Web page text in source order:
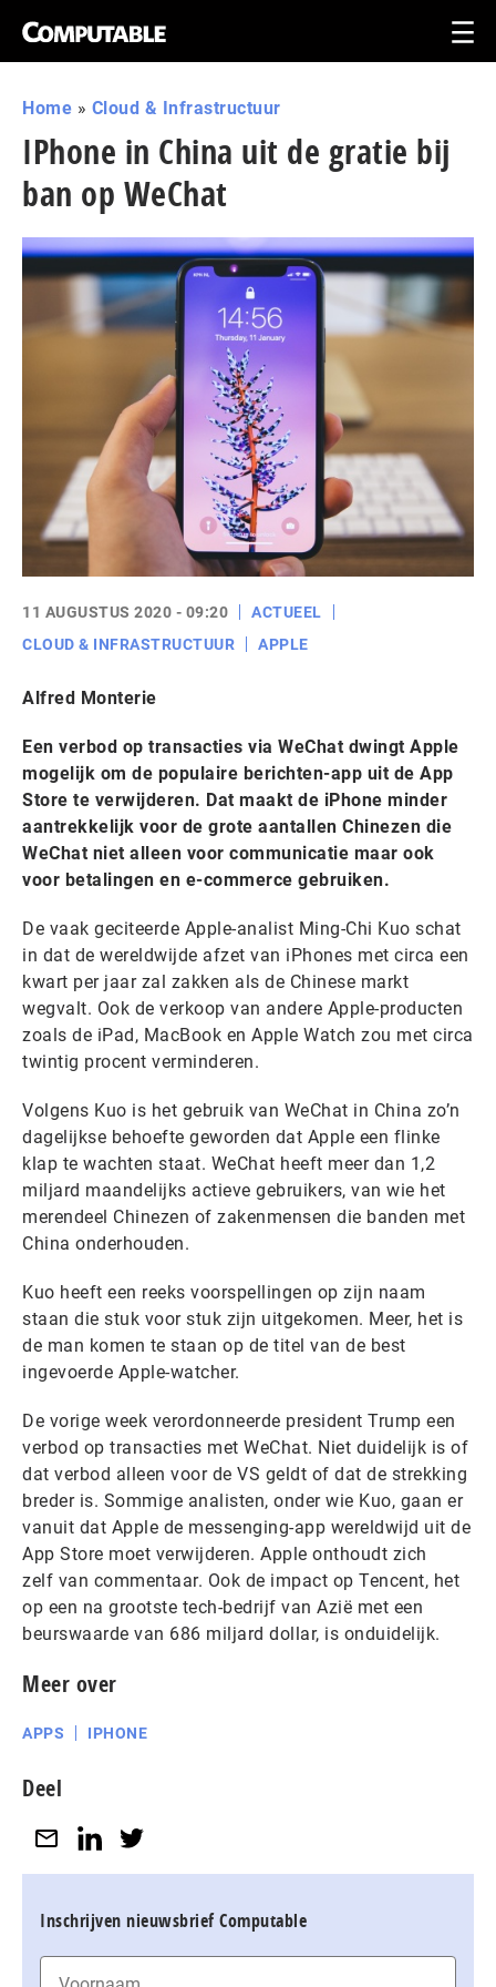
Home » Cloud & Infrastructuur
IPhone in China uit de gratie bij
ban op WeChat
11 AUGUSTUS 2020 - 09:20
ACTUEEL
CLOUD & INFRASTRUCTUUR
APPLE
Alfred Monterie
Een verbod op transacties via WeChat dwingt Apple
mogelijk om de populaire berichten-app uit de App
Store te verwijderen. Dat maakt de iPhone minder
aantrekkelijk voor de grote aantallen Chinezen die
WeChat niet alleen voor communicatie maar ook
voor betalingen en e-commerce gebruiken.
De vaak geciteerde Apple-analist Ming-Chi Kuo schat
in dat de wereldwijde afzet van iPhones met circa een
kwart per jaar zal zakken als de Chinese markt
wegvalt. Ook de verkoop van andere Apple-producten
zoals de iPad, MacBook en Apple Watch zou met circa
twintig procent verminderen.
Volgens Kuo is het gebruik van WeChat in China zo’n
dagelijkse behoefte geworden dat Apple een flinke
klap te wachten staat. WeChat heeft meer dan 1,2
miljard maandelijks actieve gebruikers, van wie het
merendeel Chinezen of zakenmensen die banden met
China onderhouden.
Kuo heeft een reeks voorspellingen op zijn naam
staan die stuk voor stuk zijn uitgekomen. Meer, het is
de man komen te staan op de titel van de best
ingevoerde Apple-watcher.
De vorige week verordonneerde president Trump een
verbod op transacties met WeChat. Niet duidelijk is of
dat verbod alleen voor de VS geldt of dat de strekking
breder is. Sommige analisten, onder wie Kuo, gaan er
vanuit dat Apple de messenging-app wereldwijd uit de
App Store moet verwijderen. Apple onthoudt zich
zelf van commentaar. Ook de impact op Tencent, het
op een na grootste tech-bedrijf van Azië met een
beurswaarde van 686 miljard dollar, is onduidelijk.
Meer over
APPS IPHONE
Deel
Inschrijven nieuwsbrief Computable